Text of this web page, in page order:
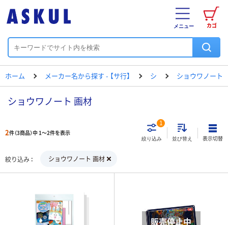
カゴ
メニュー
ホーム メーカー名から探す - 【サ行】 シ ショウワノート
ショウワノート 画材
2件（3商品）中 1～2件を表示
絞り込み
1
並び替え 表示切替
絞り込み ショウワノート 画材